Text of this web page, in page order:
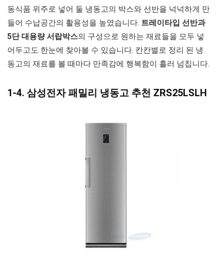
동식품 위주로 넣어 둘 냉동고의 박스와 선반을 넉넉하게 만
들어 수납공간의 활용성을 높였습니다. 트레이타입 선반과
5단 대용량 서랍박스의 구성으로 원하는 재료들을 모두 넣
어두고도 한눈에 찾아볼 수 있습니다. 칸칸별로 정리 된 냉
동고의 재료를 볼 때마다 만족감에 행복함이 흘러 넘칩니다.
1-4. 삼성전자 패밀리 냉동고 추천 ZRS25LSLH